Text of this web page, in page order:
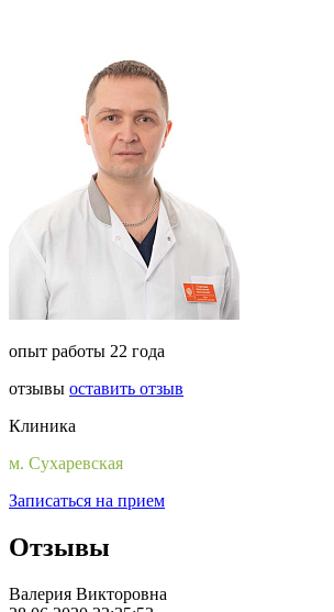
опыт работы 22 года
отзывы оставить отзыв
Клиника
м. Сухаревская
Записаться на прием
Отзывы
Валерия Викторовна